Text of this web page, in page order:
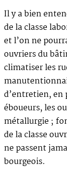
Il y a bien
de la classe
et l’on ne
ouvriers du
climatiser les
d’entretien, en
éboueurs, les
métallurgie ;
de la classe
ne passent
bourgeois.